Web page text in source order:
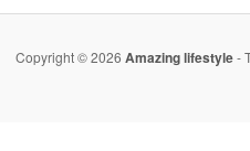
Copyright © 2026 Amazing lifestyle-